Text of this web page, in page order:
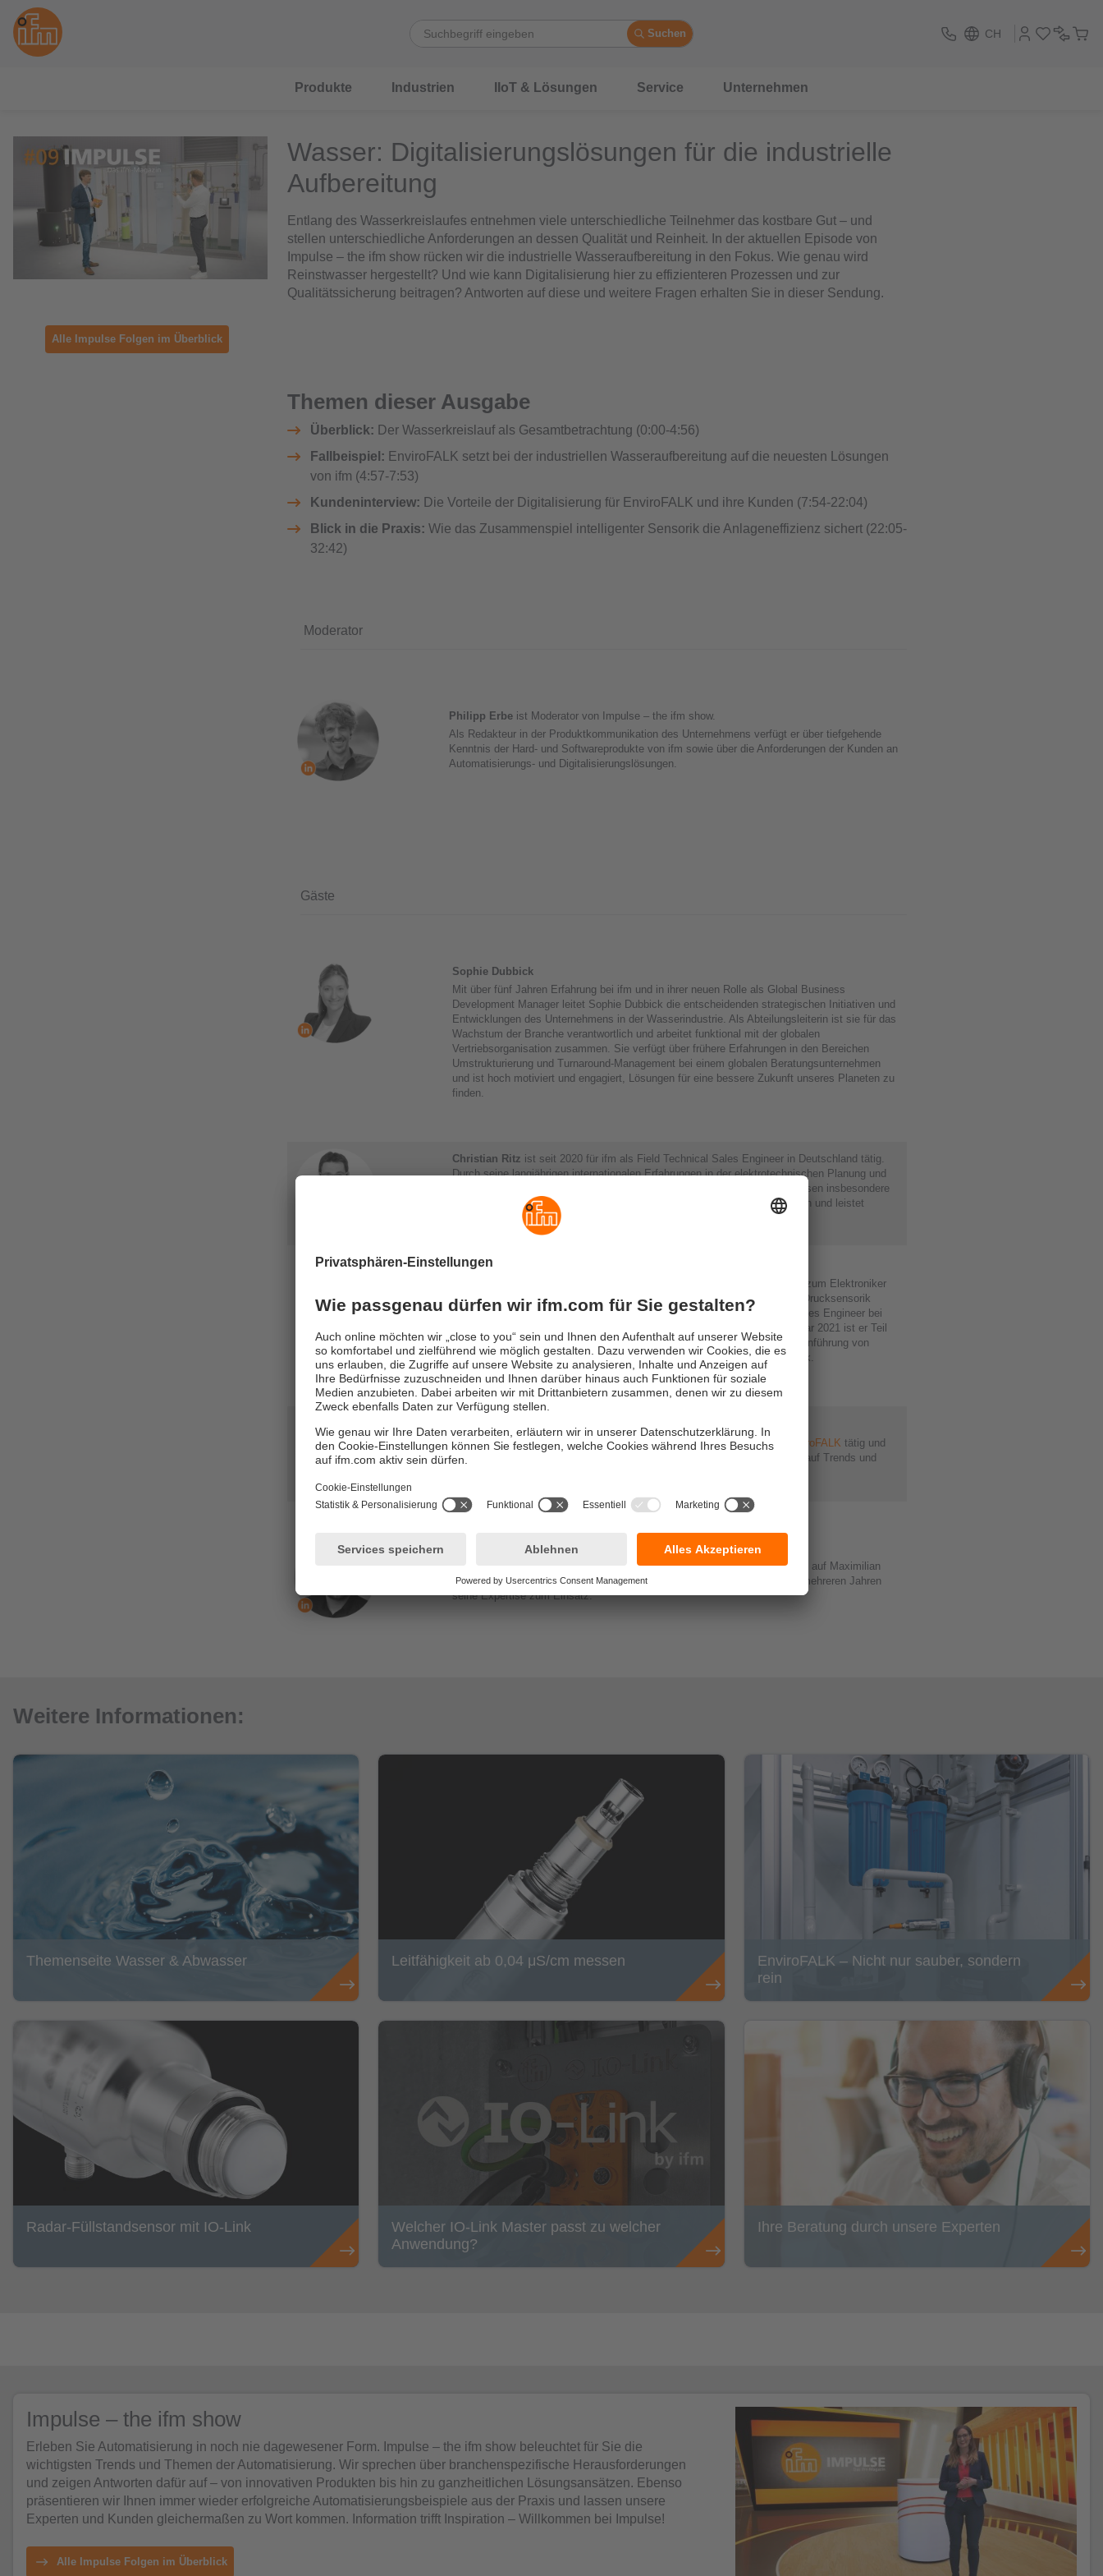
Suchen CH
Produkte Industrien IIoT & Lösungen Service Unternehmen
Alle Impulse Folgen im Überblick
Wasser: Digitalisierungslösungen für die industrielle
Aufbereitung
Entlang des Wasserkreislaufes entnehmen viele unterschiedliche Teilnehmer das kostbare Gut – und
stellen unterschiedliche Anforderungen an dessen Qualität und Reinheit. In der aktuellen Episode von
Impulse – the ifm show rücken wir die industrielle Wasseraufbereitung in den Fokus. Wie genau wird
Reinstwasser hergestellt? Und wie kann Digitalisierung hier zu effizienteren Prozessen und zur
Qualitätssicherung beitragen? Antworten auf diese und weitere Fragen erhalten Sie in dieser Sendung.
Themen dieser Ausgabe
Überblick: Der Wasserkreislauf als Gesamtbetrachtung (0:00-4:56)
Fallbeispiel: EnviroFALK setzt bei der industriellen Wasseraufbereitung auf die neuesten Lösungen
von ifm (4:57-7:53)
Kundeninterview: Die Vorteile der Digitalisierung für EnviroFALK und ihre Kunden (7:54-22:04)
Blick in die Praxis: Wie das Zusammenspiel intelligenter Sensorik die Anlageneffizienz sichert (22:05-
32:42)
Moderator
Philipp Erbeist Moderator von Impulse – the ifm show.
Als Redakteur in der Produktkommunikation des Unternehmens verfügt er über tiefgehende
Kenntnis der Hard- und Softwareprodukte von ifm sowie über die Anforderungen der Kunden an
Automatisierungs- und Digitalisierungslösungen.
Gäste
Sophie Dubbick
Mit über fünf Jahren Erfahrung bei ifm und in ihrer neuen Rolle als Global Business
Development Manager leitet Sophie Dubbick die entscheidenden strategischen Initiativen und
Entwicklungen des Unternehmens in der Wasserindustrie. Als Abteilungsleiterin ist sie für das
Wachstum der Branche verantwortlich und arbeitet funktional mit der globalen
Vertriebsorganisation zusammen. Sie verfügt über frühere Erfahrungen in den Bereichen
Umstrukturierung und Turnaround-Management bei einem globalen Beratungsunternehmen
und ist hoch motiviert und engagiert, Lösungen für eine bessere Zukunft unseres Planeten zu
finden.
Christian Ritz ist seit 2020 für ifm als Field Technical Sales Engineer in Deutschland tätig.
Durch seine langjährigen internationalen Erfahrungen in der elektrotechnischen Planung und
Inbetriebnahme von verfahrenstechnischen Anlagen, setzt er sein Fachwissen insbesondere
hinsichtlich Prozesssensorik und Zustandsüberwachung von Maschinen ein und leistet
Support bei Fragen rund um das Thema.
hat zu Beginn seiner beruflichen Laufbahn eine Ausbildung zum Elektroniker
für Geräte und Systeme gemacht und konnte direkt Erfahrung im Bereich Drucksensorik
sammeln. Seit seinem Abschluss zum Elektrotechniker arbeitete er als Sales Engineer bei
ifm mit der Schwerpunktregion Schwarzwald in Süddeutschland. Seit Januar 2021 ist er Teil
des Product Sales Management Teams und fokussiert sich auf die Markteinführung von
neuen Produkten in den Bereichen Prozess, Diagnose und Analysesensorik.
Daniel Pfeil
Als Leiter der EMSR-Abteilung ist Daniel Pfeil seit über 15 Jahren bei
EnviroFALK tätig und
koordiniert technische Projektanforderungen. Dabei hat er immer ein Auge auf Trends und
Maximilian Meurer
EnviroFALK zählt nicht nur bei der technischen Entwicklung neuer Projekte auf Maximilian
Meurer, auch bei der Standardisierung von EMSR-Lösungen bringt er seit mehreren Jahren
seine Expertise zum Einsatz.
Weitere Informationen:
Themenseite Wasser & Abwasser Leitfähigkeit ab 0,04 μS/cm messen
EnviroFALK – Nicht nur sauber, sondern
rein
Radar-Füllstandsensor mit IO-Link
Welcher IO-Link Master passt zu welcher
Anwendung?
Ihre Beratung durch unsere Experten
Impulse – the ifm show
Erleben Sie Automatisierung in noch nie dagewesener Form. Impulse – the ifm show beleuchtet für Sie die
wichtigsten Trends und Themen der Automatisierung. Wir sprechen über branchenspezifische Herausforderungen
und zeigen Antworten dafür auf – von innovativen Produkten bis hin zu ganzheitlichen Lösungsansätzen. Ebenso
präsentieren wir Ihnen immer wieder erfolgreiche Automatisierungsbeispiele aus der Praxis und lassen unsere
Experten und Kunden gleichermaßen zu Wort kommen. Information trifft Inspiration – Willkommen bei Impulse!
Alle Impulse Folgen im Überblick